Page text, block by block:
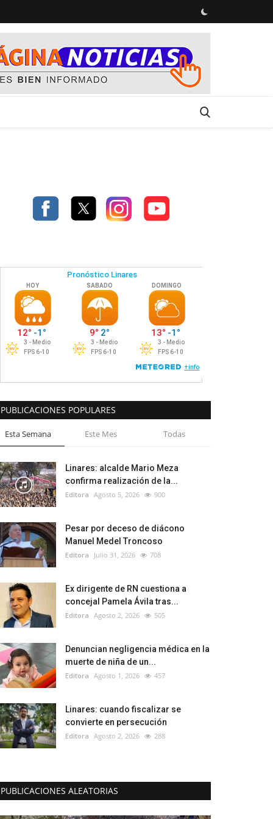
PUBLICACIONES POPULARES
Esta Semana Este Mes Todas
Linares: alcalde Mario Meza
confirma realización de la...
Editora Agosto 5, 2026 900
Pesar por deceso de diácono
Manuel Medel Troncoso
Editora Julio 31, 2026 708
Ex dirigente de RN cuestiona a
concejal Pamela Ávila tras...
Editora Agosto 2, 2026 505
Denuncian negligencia médica en la
muerte de niña de un...
Editora Agosto 1, 2026 457
Linares: cuando fiscalizar se
convierte en persecución
Editora Agosto 2, 2026 288
PUBLICACIONES ALEATORIAS